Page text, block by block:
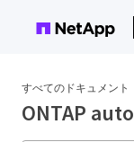
すべてのドキュメント
ONTAP